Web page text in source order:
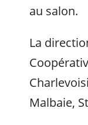
au salon.
La
Malbaie,